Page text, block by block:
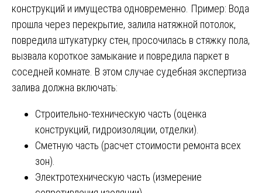
конструкций и имущества одновременно. Пример: Вода
прошла через перекрытие, залила натяжной потолок,
повредила штукатурку стен, просочилась в стяжку пола,
вызвала короткое замыкание и повредила паркет в
соседней комнате. В этом случае судебная экспертиза
залива должна включать:
Строительно-техническую часть (оценка
конструкций, гидроизоляции, отделки).
Сметную часть (расчет стоимости ремонта всех
зон).
Электротехническую часть (измерение